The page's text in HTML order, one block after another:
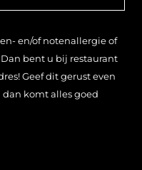
en/of notenallergie of
bent u bij restaurant
Geef dit gerust even
komt alles goed